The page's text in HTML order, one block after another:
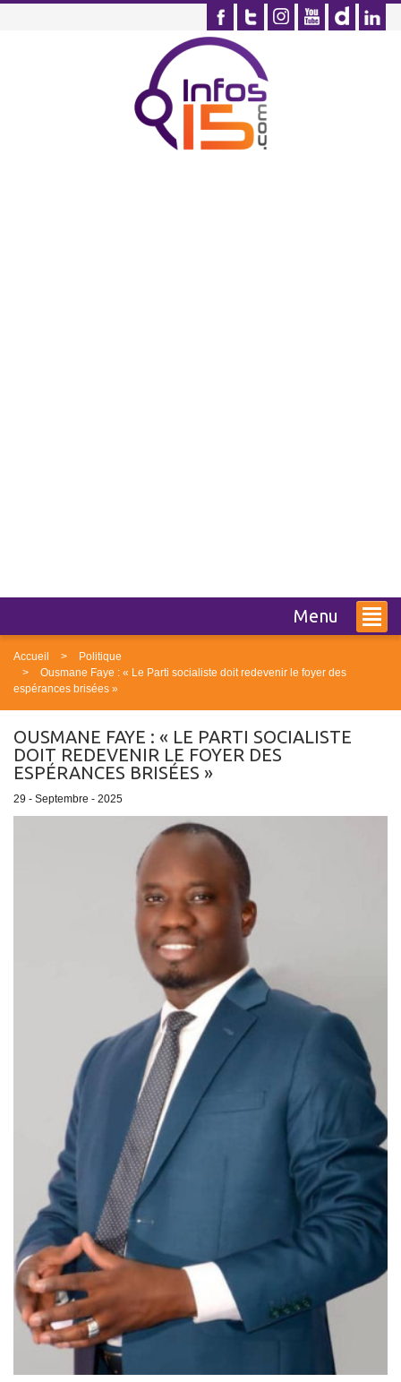
Menu
Accueil
Politique
Ousmane Faye : « Le Parti socialiste doit redevenir le foyer des
espérances brisées »
OUSMANE FAYE : « LE PARTI SOCIALISTE
DOIT REDEVENIR LE FOYER DES
ESPÉRANCES BRISÉES »
29 - Septembre - 2025